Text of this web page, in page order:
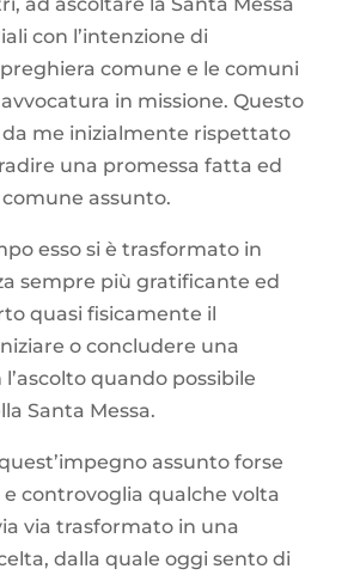
con l’intenzione di
comune e le comuni
in missione. Questo
me inizialmente rispettato
una promessa fatta ed
assunto.
esso si è trasformato in
sempre più gratificante ed
quasi fisicamente il
o concludere una
quando possibile
Santa Messa.
assunto forse
controvoglia qualche volta
via trasformato in una
dalla quale oggi sento di